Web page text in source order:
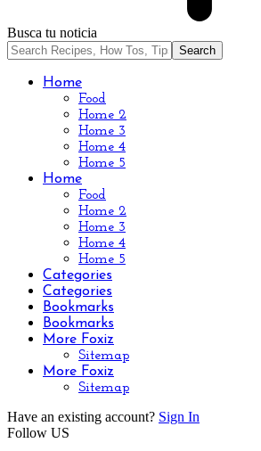
Busca tu noticia
Home
Food
Home 2
Home 3
Home 4
Home 5
Home
Food
Home 2
Home 3
Home 4
Home 5
Categories
Categories
Bookmarks
Bookmarks
More Foxiz
Sitemap
More Foxiz
Sitemap
Have an existing account? Sign In
Follow US